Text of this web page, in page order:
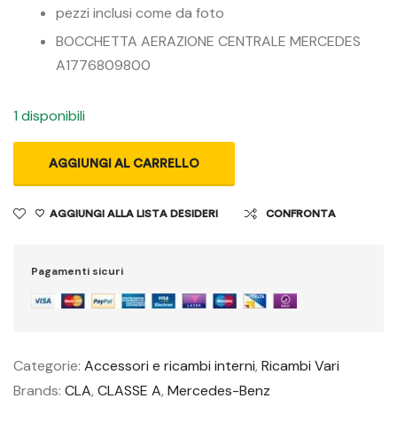
pezzi inclusi come da foto
BOCCHETTA AERAZIONE CENTRALE MERCEDES
A1776809800
1 disponibili
AGGIUNGI AL CARRELLO
AGGIUNGI ALLA LISTA DESIDERI CONFRONTA
Pagamenti sicuri
Categorie: Accessori e ricambi interni, Ricambi Vari
Brands: CLA, CLASSE A, Mercedes-Benz